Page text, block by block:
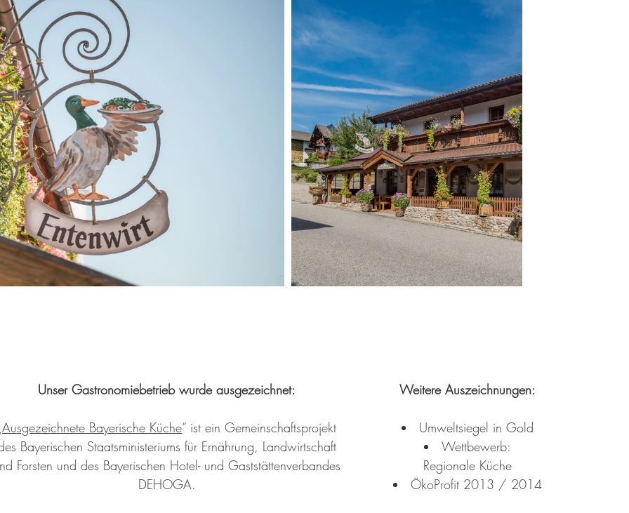
Unser Gastronomiebetrieb wurde ausgezeichnet:
Ausgezeichnete Bayerische Küche“ ist ein Gemeinschaftsprojekt
Bayerischen Staatsministeriums für Ernährung, Landwirtschaft
Forsten und des Bayerischen Hotel- und Gaststättenverbandes
DEHOGA.
Weitere Auszeichnungen:
Umweltsiegel in Gold
Wettbewerb:
Regionale Küche
ÖkoProfit 2013 / 2014